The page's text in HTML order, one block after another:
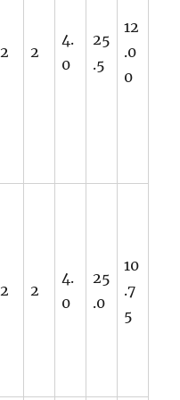
2 2
4.
0
25
.5
12
.0
0
2 2
4.
0
25
.0
10
.7
5